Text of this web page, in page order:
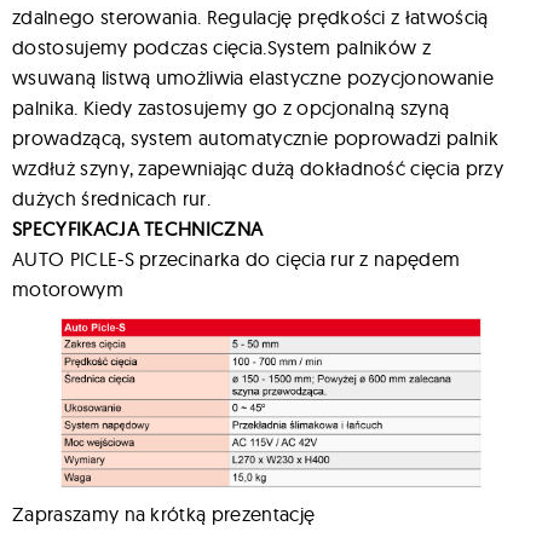
zdalnego sterowania. Regulację prędkości z łatwością
dostosujemy podczas cięcia.System palników z
wsuwaną listwą umożliwia elastyczne pozycjonowanie
palnika. Kiedy zastosujemy go z opcjonalną szyną
prowadzącą, system automatycznie poprowadzi palnik
wzdłuż szyny, zapewniając dużą dokładność cięcia przy
dużych średnicach rur.
SPECYFIKACJA TECHNICZNA
AUTO PICLE-S przecinarka do cięcia rur z napędem
motorowym
Zapraszamy na krótką prezentację